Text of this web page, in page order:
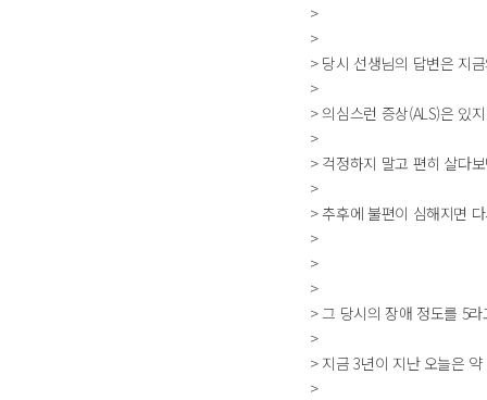
>
>
> 당시 선생님의 답변은 지
>
> 의심스런 증상(ALS)은 있
>
> 걱정하지 말고 편히 살다
>
> 추후에 불편이 심해지면
>
>
>
> 그 당시의 장애 정도를 5
>
> 지금 3년이 지난 오늘은
>